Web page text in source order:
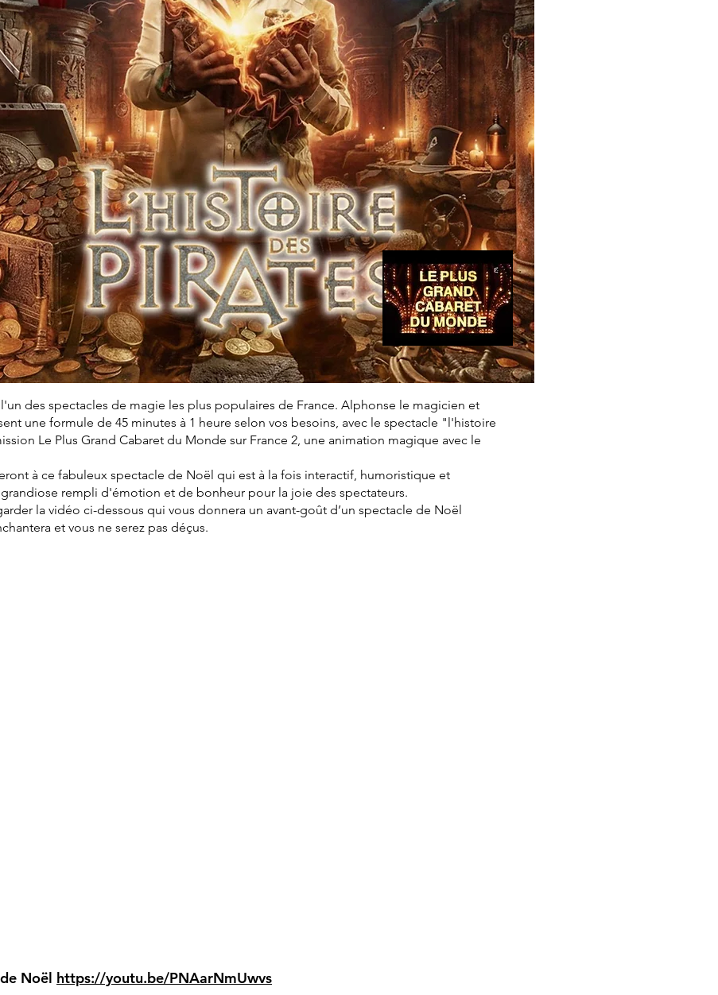
des spectacles de magie les plus populaires de France. Alphonse le magicien et
une formule de 45 minutes à 1 heure selon vos besoins, avec le spectacle "l'histoire
Le Plus Grand Cabaret du Monde sur France 2, une animation magique avec le
à ce fabuleux spectacle de Noël qui est à la fois interactif, humoristique et
rempli d'émotion et de bonheur pour la joie des spectateurs.
la vidéo ci-dessous qui vous donnera un avant-goût d’un spectacle de Noël
et vous ne serez pas déçus.
Noël https://youtu.be/PNAarNmUwvs